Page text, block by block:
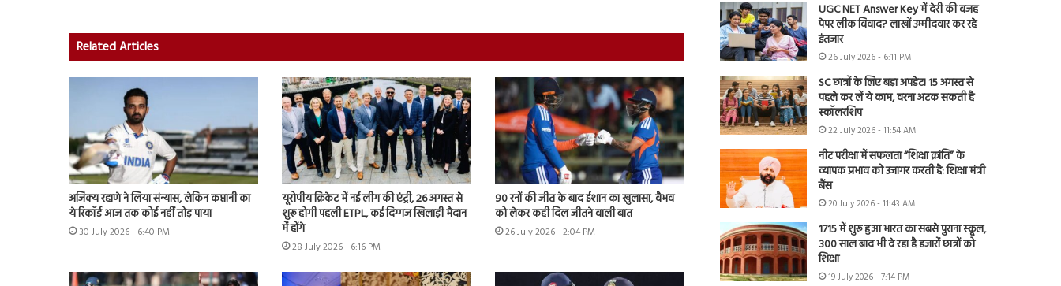
Related Articles
अजिंक्य रहाणे ने लिया संन्यास, लेकिन कप्तानी का
ये रिकॉर्ड आज तक कोई नहीं तोड़ पाया
30 July 2026 - 6:40 PM
यूरोपीय क्रिकेट में नई लीग की एंट्री, 26 अगस्त से
शुरू होगी पहली ETPL, कई दिग्गज खिलाड़ी मैदान
में होंगे
28 July 2026 - 6:16 PM
90 रनों की जीत के बाद ईशान का खुलासा, वैभव
को लेकर कही दिल जीतने वाली बात
26 July 2026 - 2:04 PM
UGC NET Answer Key में देरी की वजह
पेपर लीक विवाद? लाखों उम्मीदवार कर रहे
इंतजार
26 July 2026 - 6:11 PM
SC छात्रों के लिए बड़ा अपडेट! 15 अगस्त से
पहले कर लें ये काम, वरना अटक सकती है
स्कॉलरशिप
22 July 2026 - 11:54 AM
नीट परीक्षा में सफलता “शिक्षा क्रांति” के
व्यापक प्रभाव को उजागर करती है: शिक्षा मंत्री
बैंस
20 July 2026 - 11:43 AM
1715 में शुरू हुआ भारत का सबसे पुराना स्कूल,
300 साल बाद भी दे रहा है हजारों छात्रों को
शिक्षा
19 July 2026 - 7:14 PM